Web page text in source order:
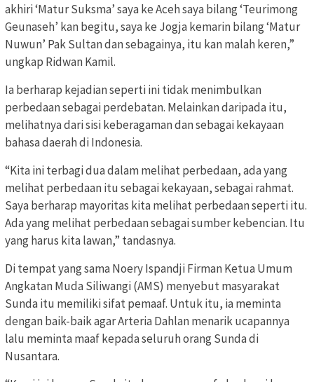
akhiri ‘Matur Suksma’ saya ke Aceh saya bilang ‘Teurimong
Geunaseh’ kan begitu, saya ke Jogja kemarin bilang ‘Matur
Nuwun’ Pak Sultan dan sebagainya, itu kan malah keren,”
ungkap Ridwan Kamil.
Ia berharap kejadian seperti ini tidak menimbulkan
perbedaan sebagai perdebatan. Melainkan daripada itu,
melihatnya dari sisi keberagaman dan sebagai kekayaan
bahasa daerah di Indonesia.
“Kita ini terbagi dua dalam melihat perbedaan, ada yang
melihat perbedaan itu sebagai kekayaan, sebagai rahmat.
Saya berharap mayoritas kita melihat perbedaan seperti itu.
Ada yang melihat perbedaan sebagai sumber kebencian. Itu
yang harus kita lawan,” tandasnya.
Di tempat yang sama Noery Ispandji Firman Ketua Umum
Angkatan Muda Siliwangi (AMS) menyebut masyarakat
Sunda itu memiliki sifat pemaaf. Untuk itu, ia meminta
dengan baik-baik agar Arteria Dahlan menarik ucapannya
lalu meminta maaf kepada seluruh orang Sunda di
Nusantara.